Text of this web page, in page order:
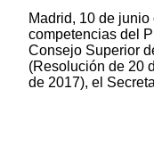
Madrid, 10 de
competencias del
Consejo Superior
(Resolución de 20
de 2017), el